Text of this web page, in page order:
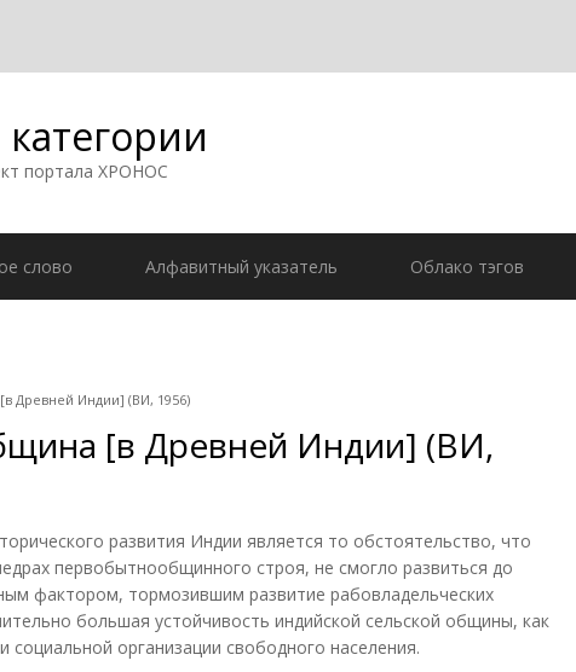
портала ХРОНОС
слово Алфавитный указатель Облако тэгов
Древней Индии] (ВИ, 1956)
[в Древней Индии] (ВИ,
развития Индии является то обстоятельство, что
первобытнообщинного строя, не смогло развиться до
фактором, тормозившим развитие рабовладельческих
большая устойчивость индийской сельской общины, как
организации свободного населения.